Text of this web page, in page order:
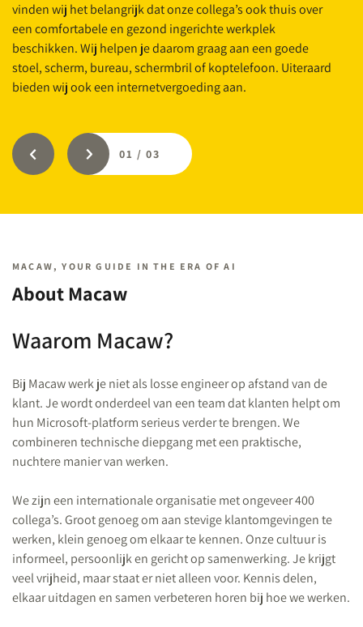
vinden wij het belangrijk dat onze collega’s ook thuis over
een comfortabele en gezond ingerichte werkplek
beschikken. Wij helpen je daarom graag aan een goede
stoel, scherm, bureau, schermbril of koptelefoon. Uiteraard
bieden wij ook een internetvergoeding aan.
01 / 03
MACAW, YOUR GUIDE IN THE ERA OF AI
About Macaw
Waarom Macaw?
Bij Macaw werk je niet als losse engineer op afstand van de
klant. Je wordt onderdeel van een team dat klanten helpt om
hun Microsoft-platform serieus verder te brengen. We
combineren technische diepgang met een praktische,
nuchtere manier van werken.
We zijn een internationale organisatie met ongeveer 400
collega’s. Groot genoeg om aan stevige klantomgevingen te
werken, klein genoeg om elkaar te kennen. Onze cultuur is
informeel, persoonlijk en gericht op samenwerking. Je krijgt
veel vrijheid, maar staat er niet alleen voor. Kennis delen,
elkaar uitdagen en samen verbeteren horen bij hoe we werken.